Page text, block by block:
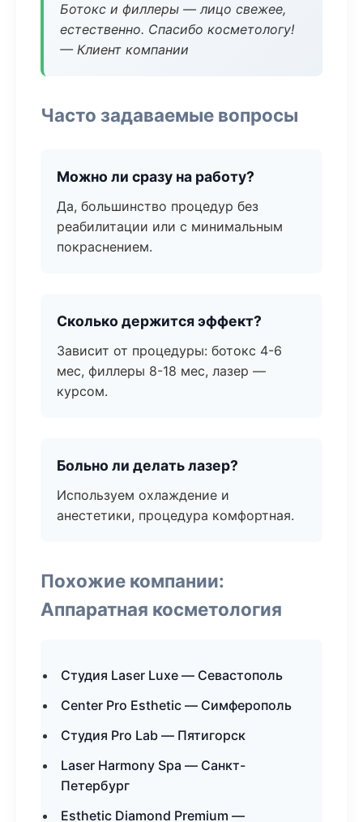
Ботокс и филлеры — лицо свежее,
естественно. Спасибо косметологу!
— Клиент компании
Часто задаваемые вопросы
Можно ли сразу на работу?
Да, большинство процедур без
реабилитации или с минимальным
покраснением.
Сколько держится эффект?
Зависит от процедуры: ботокс 4-6
мес, филлеры 8-18 мес, лазер —
курсом.
Больно ли делать лазер?
Используем охлаждение и
анестетики, процедура комфортная.
Похожие компании:
Аппаратная косметология
Студия Laser Luxe — Севастополь
Center Pro Esthetic — Симферополь
Студия Pro Lab — Пятигорск
Laser Harmony Spa — Санкт-
Петербург
Esthetic Diamond Premium —